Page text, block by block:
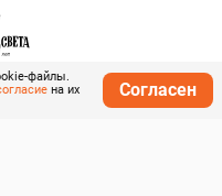
файлы.
на их
Согласен